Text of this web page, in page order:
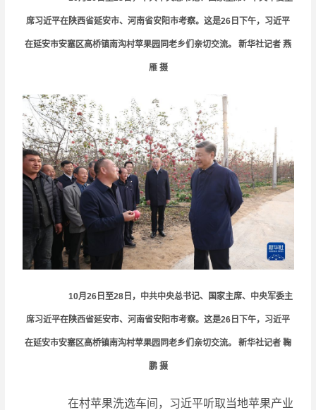
席习近平在陕西省延安市、河南省安阳市考察。这是26日下午，习近平
在延安市安塞区高桥镇南沟村苹果园同老乡们亲切交流。 新华社记者 燕
雁摄
10月26日至28日，中共中央总书记、国家主席、中央军委主
席习近平在陕西省延安市、河南省安阳市考察。这是26日下午，习近平
在延安市安塞区高桥镇南沟村苹果园同老乡们亲切交流。 新华社记者 鞠
鹏 摄
在村苹果洗选车间，习近平听取当地苹果产业